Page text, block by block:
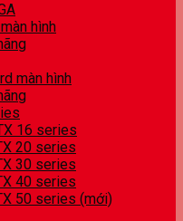
hình
màn hình
16 series
20 series
30 series
40 series
50 series (mới)